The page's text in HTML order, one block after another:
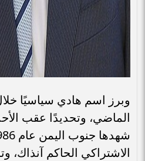
وبرز اسم هادي سياسيًا
الماضي، وتحديدًا عقب
الاشتراكي الحاكم آنذاك،